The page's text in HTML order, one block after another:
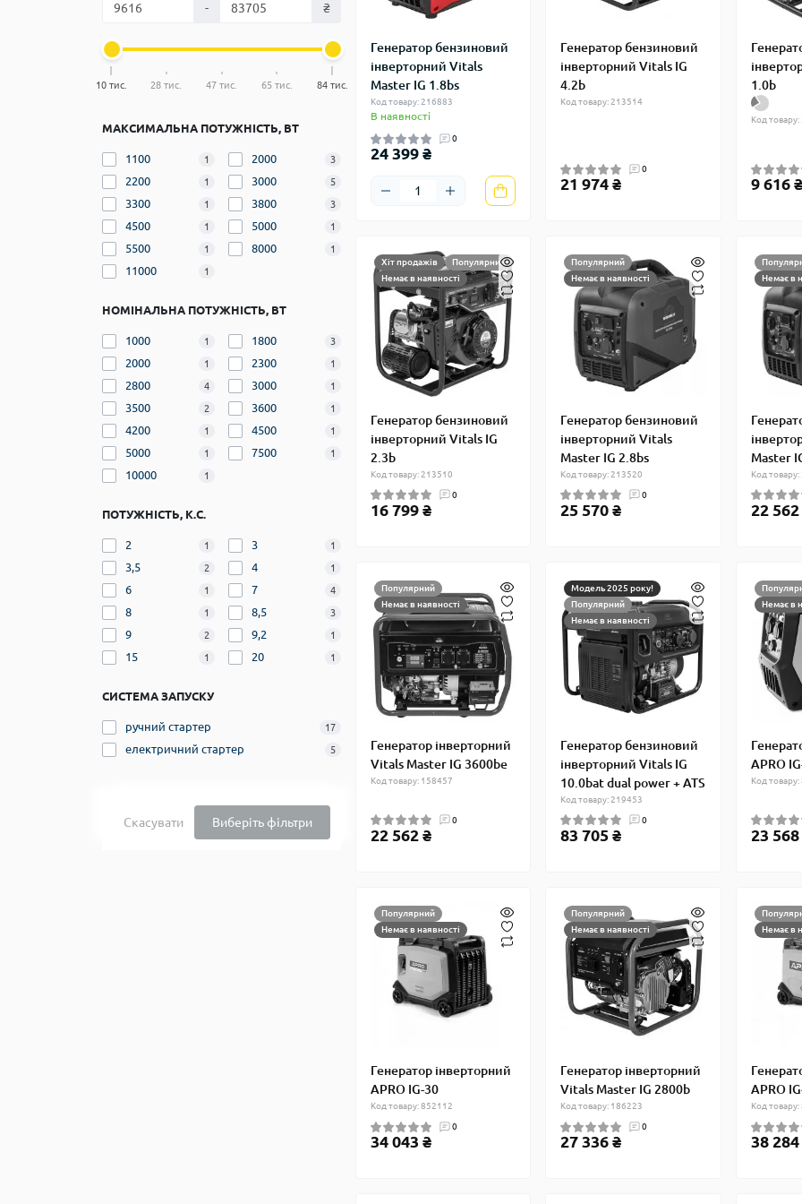
- ₴
10 тис. 28 тис. 47 тис. 65 тис. 84 тис.
МАКСИМАЛЬНА ПОТУЖНІСТЬ, ВТ
1100 1 2000 3
2200 1 3000 5
3300 1 3800 3
4500 1 5000 1
5500 1 8000 1
11000 1
НОМІНАЛЬНА ПОТУЖНІСТЬ, ВТ
1000 1 1800 3
2000 1 2300 1
2800 4 3000 1
3500 2 3600 1
4200 1 4500 1
5000 1 7500 1
10000 1
ПОТУЖНІСТЬ, К.С.
2 1 3 1
3,5 2 4 1
6 1 7 4
8 1 8,5 3
9 2 9,2 1
15 1 20 1
СИСТЕМА ЗАПУСКУ
ручний стартер 17
електричний стартер 5
Скасувати Виберіть фільтри
Генератор бензиновий
інверторний Vitals
Master IG 1.8bs
Код товару: 216883
В наявності
0
24 399 ₴
Генератор бензиновий
інверторний Vitals IG
4.2b
Код товару: 213514
0
21 974 ₴
1.0b
Код
9 616 ₴
Хіт продажів
Популярний
Немає в наявності
Генератор бензиновий
інверторний Vitals IG
2.3b
Код товару: 213510
0
16 799 ₴
Популярний
Немає в наявності
Генератор бензиновий
інверторний Vitals
Master IG 2.8bs
Код товару: 213520
0
25 570 ₴
Немає в
Master
Код
22 562
Популярний
Немає в наявності
Генератор інверторний
Vitals Master IG 3600be
Код товару: 158457
0
22 562 ₴
Модель 2025 року!
Популярний
Немає в наявності
Генератор бензиновий
інверторний Vitals IG
10.0bat dual power + ATS
Код товару: 219453
0
83 705 ₴
Немає в
APRO
Код
23 568
Популярний
Немає в наявності
Генератор інверторний
APRO IG-30
Код товару: 852112
0
34 043 ₴
Популярний
Немає в наявності
Генератор інверторний
Vitals Master IG 2800b
Код товару: 186223
0
27 336 ₴
Немає в
APRO
Код
38 284